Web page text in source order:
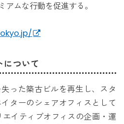
ムな行動を促進する。
について
った築古ビルを再生し、スタ
ターのシェアオフィスとして
イティブオフィスの企画・運